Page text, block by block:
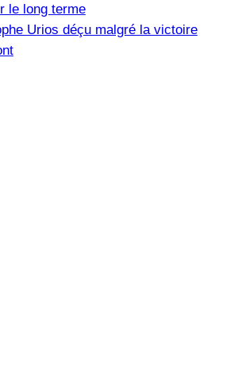
le long terme
Urios déçu malgré la victoire